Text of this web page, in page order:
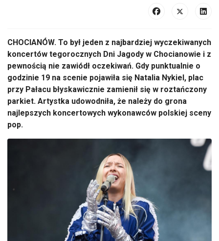
CHOCIANÓW. To był jeden z najbardziej wyczekiwanych
koncertów tegorocznych Dni Jagody w Chocianowie i z
pewnością nie zawiódł oczekiwań. Gdy punktualnie o
godzinie 19 na scenie pojawiła się Natalia Nykiel, plac
przy Pałacu błyskawicznie zamienił się w roztańczony
parkiet. Artystka udowodniła, że należy do grona
najlepszych koncertowych wykonawców polskiej sceny
pop.